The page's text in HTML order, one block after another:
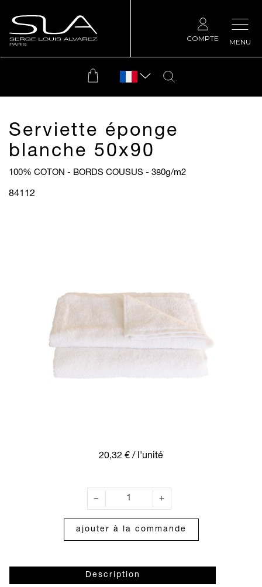
MENU
COMPTE
Serviette éponge
blanche 50x90
100% COTON - BORDS COUSUS - 380g/m2
84112
20,32 €/ l'unité
ajouter à la commande
Description